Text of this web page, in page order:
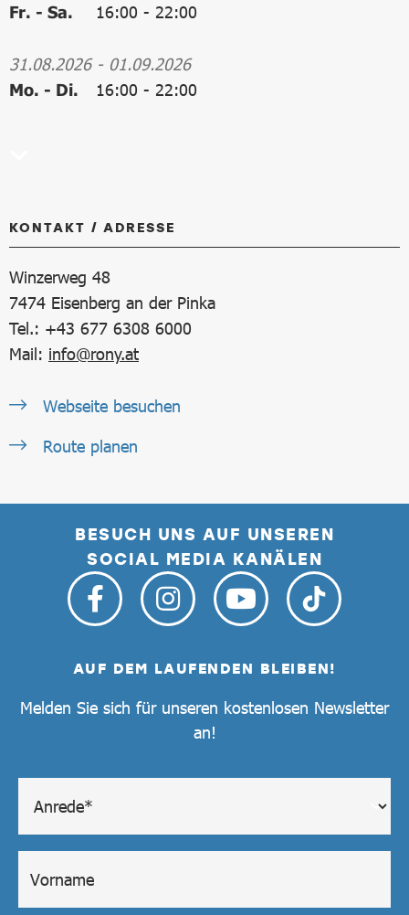
Fr. - Sa.
16:00 - 22:00
31.08.2026- 01.09.2026
Mo. - Di.
16:00 - 22:00
KONTAKT / ADRESSE
Winzerweg 48
7474 Eisenberg an der Pinka
Tel.: +43 677 6308 6000
Mail: info@rony.at
Webseite besuchen
Route planen
BESUCH UNS AUF UNSEREN
SOCIAL MEDIA KANÄLEN
AUF DEM LAUFENDEN BLEIBEN!
Melden Sie sich für unseren kostenlosen Newsletter
an!